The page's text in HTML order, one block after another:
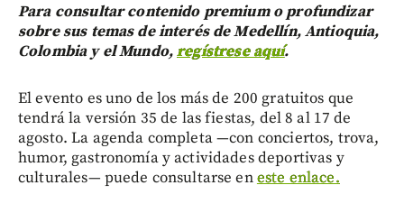
Para consultar contenido premium o profundizar
sobre sus temas de interés de Medellín, Antioquia,
Colombia y el Mundo,regístrese aquí.
El evento es uno de los más de 200 gratuitos que
tendrá la versión 35 de las fiestas, del 8 al 17 de
agosto. La agenda completa —con conciertos, trova,
humor, gastronomía y actividades deportivas y
culturales— puede consultarse eneste enlace.